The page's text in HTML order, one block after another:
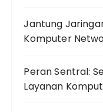
Jantung
Komputer
Peran Sentral:
Layanan